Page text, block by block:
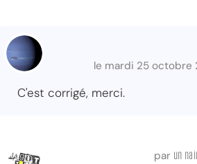
le mardi 25 octobre
C'est corrigé, merci.
par un